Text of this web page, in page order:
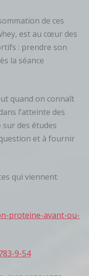
de ces
est au cœur des
: prendre son
la séance
quand on connaît
l’atteinte des
des études
et à fournir
qui viennent
proteine-avant-ou-
9-54